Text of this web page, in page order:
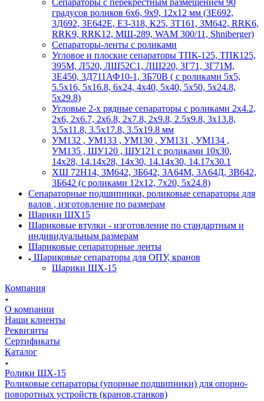
градусов роликов 6х6, 9х9, 12х12 мм (3Е692,
3Д692, 3Е642Е, Е3-318, К25, 3Т161, 3М642, RRK6,
RRK9, RRK12, МШ-289, WAM 300/11, Shniberger)
Сепараторы-ленты с роликами
Угловое и плоские сепараторы ТПК-125, ТПК125,
395М, Л520, ЛШ52С1, ЛШ220, 3Г71, 3Г71М,
3Е450, 3Д711АФ10-1, 3Б70В ( с роликами 5х5,
5.5х16, 5х16.8, 6х24, 4х40, 5х40, 5х50, 5х24.8,
5х29.8)
Угловые 2-х рядные сепараторы с роликами 2х4.2,
2х6, 2х6.7, 2х6.8, 2х7.8, 2х9.8, 2.5х9.8, 3х13.8,
3.5х11.8, 3.5х17.8, 3.5х19.8 мм
УМ132 , УМ133 , УМ130 , УМ131 , УМ134 ,
УМ135 , ШУ120 , ШУ121 с роликами 10х30,
14х28, 14.14х28, 14х30, 14.14х30, 14.17х30.1
ХШ 72Н14, 3М642, 3Б642, 3А64М, 3А64Д, 3В642,
3Б642 (с роликами 12х12, 7х20, 5х24.8)
Сепараторные подшипники, роликовые сепараторы для
валов , изготовление по размерам
Шарики ШХ15
Шариковые втулки - изготовление по стандартным и
индивидуальным размерам
Шариковые сепараторные ленты
Шариковые сепараторы для ОПУ, кранов
Шарики ШХ-15
Компания
О компании
Наши клиенты
Реквизиты
Сертификаты
Каталог
Ролики ШХ-15
Роликовые сепараторы (упорные подшипники) для опорно-
поворотных устройств (кранов,станков)